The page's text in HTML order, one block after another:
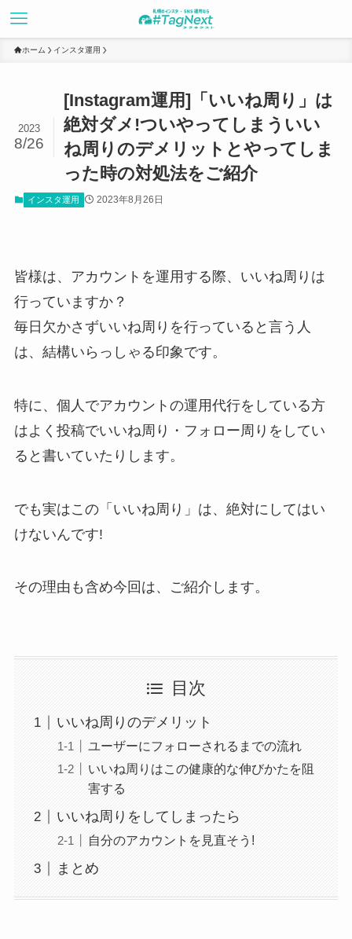
ホーム インスタ運用
[Instagram運用]「いいね周り」は
絶対ダメ!ついやってしまういい
ね周りのデメリットとやってしま
った時の対処法をご紹介
2023
8/26
インスタ運用 2023年8月26日
皆様は、アカウントを運用する際、いいね周りは
行っていますか？
毎日欠かさずいいね周りを行っていると言う人
は、結構いらっしゃる印象です。
特に、個人でアカウントの運用代行をしている方
はよく投稿でいいね周り・フォロー周りをしてい
ると書いていたりします。
でも実はこの「いいね周り」は、絶対にしてはい
けないんです!
その理由も含め今回は、ご紹介します。
目次
いいね周りのデメリット
ユーザーにフォローされるまでの流れ
いいね周りはこの健康的な伸びかたを阻
害する
いいね周りをしてしまったら
自分のアカウントを見直そう!
まとめ